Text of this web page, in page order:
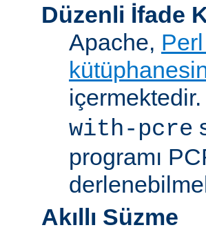
Düzenli İfade
Apache,
içermektedir.
with-pcre
programı
Akıllı Süzme